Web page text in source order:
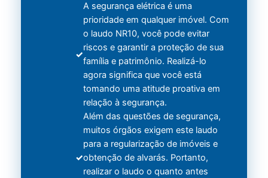
A segurança elétrica é uma
prioridade em qualquer imóvel. Com
o laudo NR10, você pode evitar
riscos e garantir a proteção de sua
família e patrimônio. Realizá-lo
agora significa que você está
tomando uma atitude proativa em
relação à segurança.
Além das questões de segurança,
muitos órgãos exigem este laudo
para a regularização de imóveis e
obtenção de alvarás. Portanto,
realizar o laudo o quanto antes